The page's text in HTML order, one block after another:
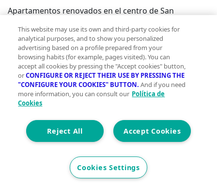
Apartamentos renovados en el centro de San
una ubicación céntrica Esta urbanización residencial
regenerada en San Fulgencio, Alicante, ofrece una
oportunidad única de adquirir un apartamento
totalmente renovado en una localidad española bien
establecida, cerca de las playas de la Costa Blanca.
Construido originalmente en 2009 y ahora
completamente actualizado y acabado, el proyecto
distribuidos en solo dos plantas, lo que crea una
comunidad privada y de baja densidad. Situado en el
encuentra a poca distancia de todos los servicios
esenciales, lo que lo hace ideal para vivir de forma
This website may use its own and third-party cookies for
analytical purposes, and to show you personalized
advertising based on a profile prepared from your
browsing habits (for example, pages visited). You can
accept all cookies by pressing the "Accept cookies" button,
orCONFIGURE OR REJECT THEIR USE BY PRESSING THE
"CONFIGURE YOUR COOKIES" BUTTON. And if you need
more information, you can consult our Política de
Cookies
Accept Cookies
Reject All
Cookies Settings